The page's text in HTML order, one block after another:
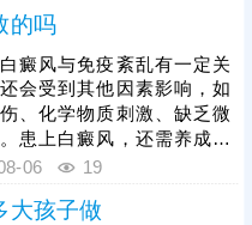
的吗
癜风与免疫紊乱有一定关
会受到其他因素影响，如
、化学物质刺激、缺乏微
患上白癜风，还需养成健
，规律作息，均衡饮食，
复色助力。另一方面，要
06 19
大孩子做